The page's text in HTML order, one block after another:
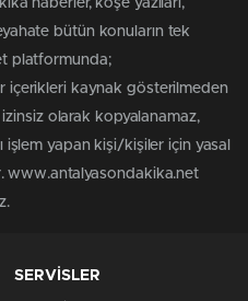
haberler, köşe yazıları,
bütün konuların tek
platformunda;
içerikleri kaynak gösterilmeden
izinsiz olarak kopyalanamaz,
işlem yapan kişi/kişiler için yasal
www.antalyasondakika.net
SERVİSLER